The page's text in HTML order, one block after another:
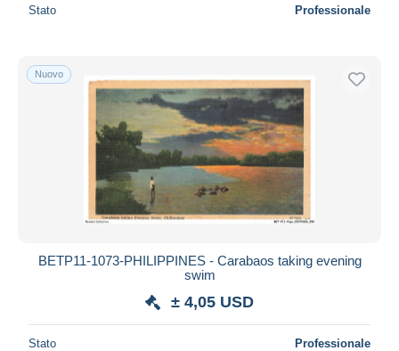
Stato Professionale
Nuovo
BETP11-1073-PHILIPPINES - Carabaos taking evening
swim
± 4,05 USD
Stato Professionale